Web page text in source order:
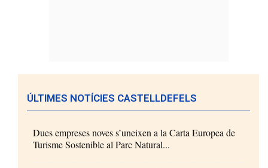
ÚLTIMES NOTÍCIES CASTELLDEFELS
Dues empreses noves s’uneixen a la Carta Europea de
Turisme Sostenible al Parc Natural...